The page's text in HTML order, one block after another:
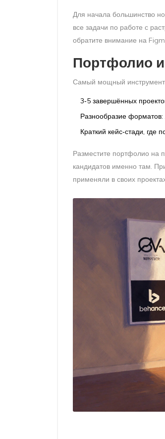
Для начала большинство
все задачи по работе с
обратите внимание на
Портфолио
Самый мощный инструмент
3‑5 завершённых
Разнообразие
Краткий кейс‑стади, где
Разместите портфолио на
кандидатов именно там.
применяли в своих